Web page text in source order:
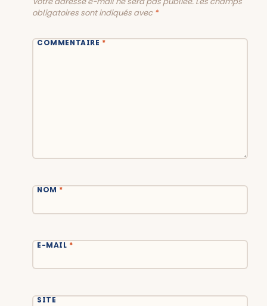
obligatoires sont indiqués avec *
COMMENTAIRE*
NOM*
E-MAIL *
SITE